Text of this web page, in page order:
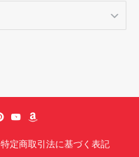
特定商取引法に基づく表記